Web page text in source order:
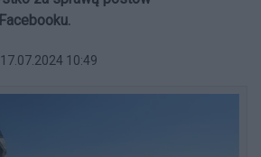
17.07.2024 10:49